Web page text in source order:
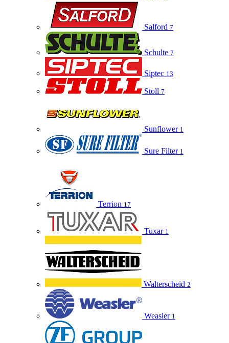
Salford 7
Schulte 7
Siptec 13
Stoll 7
Sunflower 1
Sure Filter 1
Terrion 17
Tuxar 1
Walterscheid 2
Weasler 1